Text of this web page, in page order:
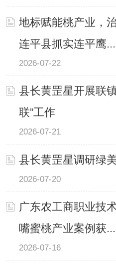
地标赋能桃产业，
连平县抓实连平鹰...
2026-07-22
县长黄罡星开展联
联”工作
2026-07-21
县长黄罡星调研绿
2026-07-20
广东农工商职业技
嘴蜜桃产业案例获...
2026-07-16